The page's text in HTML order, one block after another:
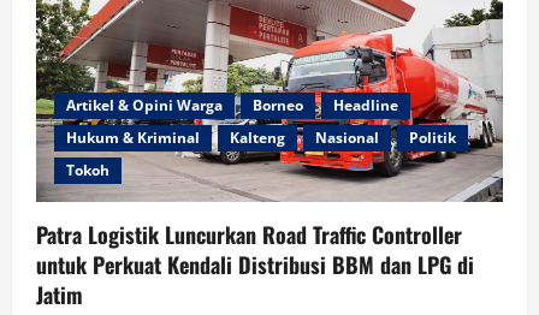
PT.
Sungai
Rangit
Artikel & Opini Warga Borneo
Headline
Hukum & Kriminal
Kalteng Nasional
Politik
Tokoh
Patra Logistik Luncurkan Road Traffic Controller
untuk Perkuat Kendali Distribusi BBM dan LPG di
Jatim